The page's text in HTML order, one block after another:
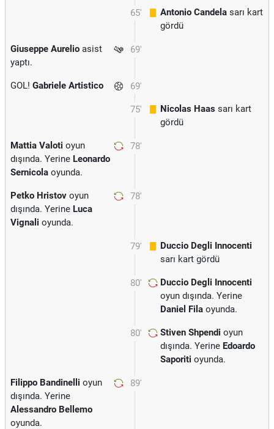
65' Antonio Candela sarı kart
gördü
69'
Giuseppe Aurelio asist
yaptı.
69'
GOL! Gabriele Artistico
75' Nicolas Haas sarı kart
gördü
78'
Mattia Valoti oyun
dışında. Yerine Leonardo
Sernicola oyunda.
78'
Petko Hristov oyun
dışında. Yerine Luca
Vignali oyunda.
79'
Duccio Degli Innocenti
sarı kart gördü
80'
Duccio Degli Innocenti
oyun dışında. Yerine
Daniel Fila oyunda.
80' Stiven Shpendi oyun
dışında. Yerine Edoardo
Saporiti oyunda.
89'
Filippo Bandinelli oyun
dışında. Yerine
Alessandro Bellemo
oyunda.